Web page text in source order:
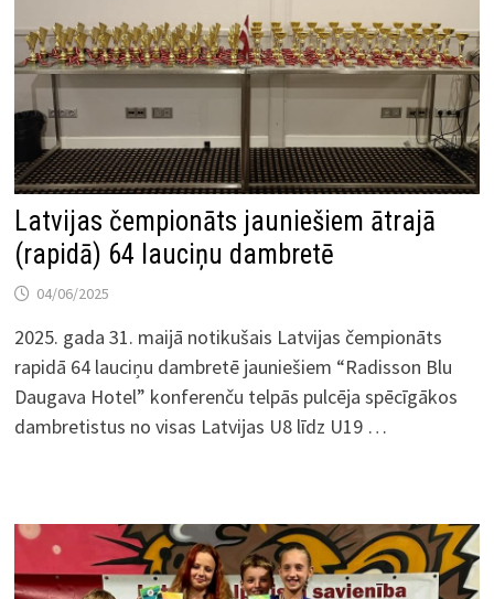
Latvijas čempionāts jauniešiem ātrajā
(rapidā) 64 lauciņu dambretē
04/06/2025
2025. gada 31. maijā notikušais Latvijas čempionāts
rapidā 64 lauciņu dambretē jauniešiem “Radisson Blu
Daugava Hotel” konferenču telpās pulcēja spēcīgākos
dambretistus no visas Latvijas U8 līdz U19 …